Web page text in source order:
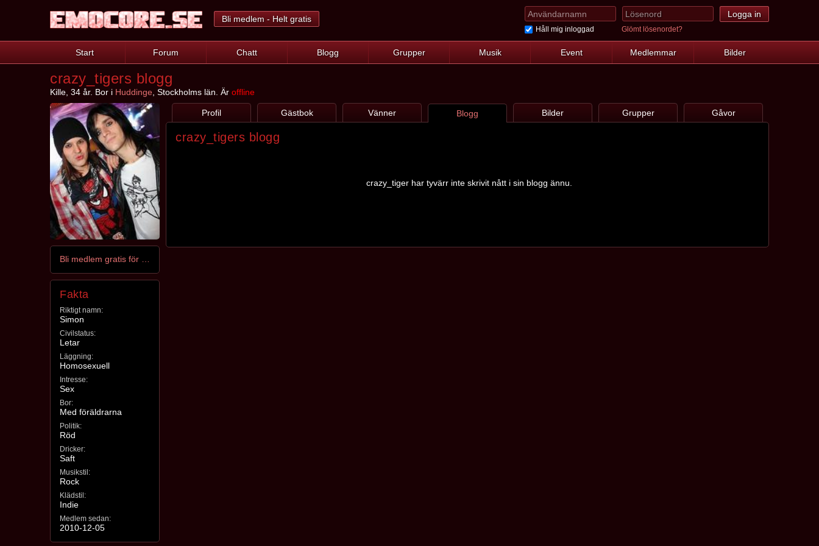
Bli medlem - Helt gratis
Håll mig inloggad Glömt lösenordet?
Start Forum Chatt Blogg Grupper Musik Event Medlemmar Bilder
crazy_tigers blogg
Kille, 34 år. Bor i Huddinge , Stockholms län. Är offline
Bli medlem gratis för att kontakta crazy_tiger
Fakta
Riktigt namn:
Simon
Civilstatus:
Letar
Läggning:
Homosexuell
Intresse:
Sex
Bor:
Med föräldrarna
Politik:
Röd
Dricker:
Saft
Musikstil:
Rock
Klädstil:
Indie
Medlem sedan:
2010-12-05
Profil Gästbok Vänner Blogg Bilder Grupper Gåvor
crazy_tigers blogg
crazy_tiger har tyvärr inte skrivit nått i sin blogg ännu.